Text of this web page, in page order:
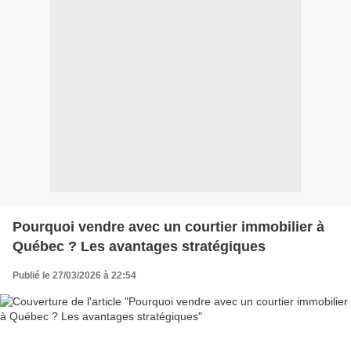
Pourquoi vendre avec un courtier immobilier à
Québec ? Les avantages stratégiques
Publié le 27/03/2026 à 22:54